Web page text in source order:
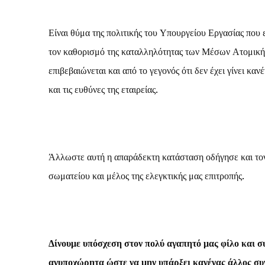
Είναι θύμα της πολιτικής του Υπουργείου Εργασίας
τον καθορισμό της καταλληλότητας των Μέσων
επιβεβαιώνεται και από το γεγονός ότι δεν έχει γίνει
και τις ευθύνες της εταιρείας.
Άλλωστε αυτή η απαράδεκτη κατάσταση οδήγησε και
σωματείου και μέλος της ελεγκτικής μας επιτροπής.
Δίνουμε υπόσχεση στον πολύ αγαπητό μας φίλο και
ανυποχώρητα ώστε να μην υπάρξει κανένας άλλος